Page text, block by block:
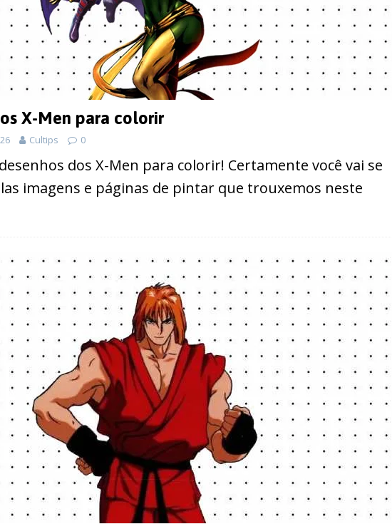
X-Men para colorir
Cultips 0
dos X-Men para colorir! Certamente você vai se
imagens e páginas de pintar que trouxemos neste